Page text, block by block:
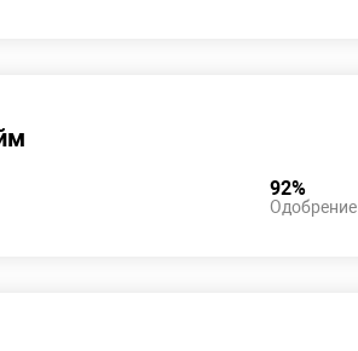
92%
Одобрение